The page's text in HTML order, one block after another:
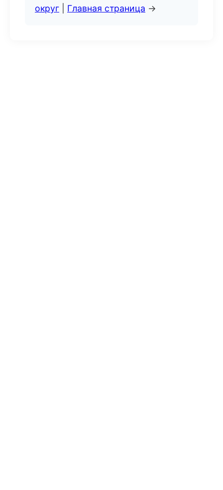
округ
Главная страница →